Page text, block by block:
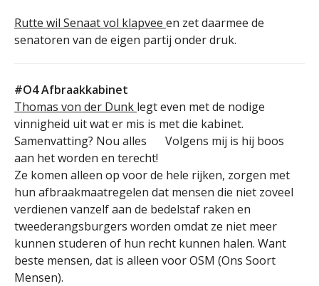
Rutte wil Senaat vol klapvee en zet daarmee de
senatoren van de eigen partij onder druk.
#O4 Afbraakkabinet
Thomas von der Dunk legt even met de nodige
vinnigheid uit wat er mis is met die kabinet.
Samenvatting? Nou alles
Volgens mij is hij boos
aan het worden en terecht!
Ze komen alleen op voor de hele rijken, zorgen met
hun afbraakmaatregelen dat mensen die niet zoveel
verdienen vanzelf aan de bedelstaf raken en
tweederangsburgers worden omdat ze niet meer
kunnen studeren of hun recht kunnen halen. Want
beste mensen, dat is alleen voor OSM (Ons Soort
Mensen).